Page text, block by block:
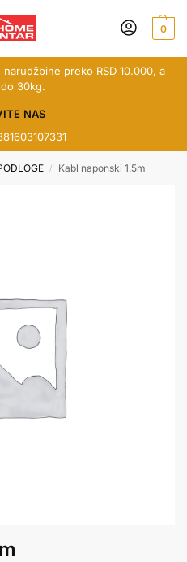
0
preko RSD 10.000, a
30kg.
NAS
/ Kabl naponski 1.5m